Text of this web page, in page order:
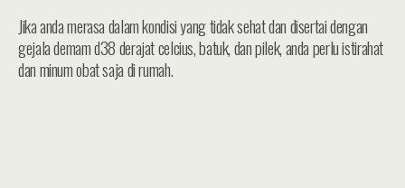
Jika anda merasa dalam kondisi yang tidak sehat dan disertai dengan
gejala demam d38 derajat celcius, batuk, dan pilek, anda perlu istirahat
dan minum obat saja di rumah.